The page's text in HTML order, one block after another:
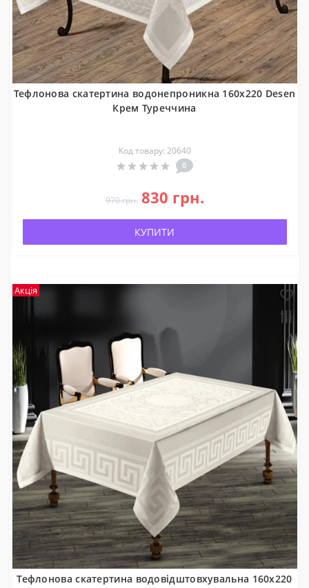
Тефлонова скатертина водонепроникна 160x220 Desen
Крем Туреччина
Код товару: 20640
0
970 грн. 830 грн.
КУПИТИ
Акція
Тефлонова скатертина водовідштовхувальна 160x220